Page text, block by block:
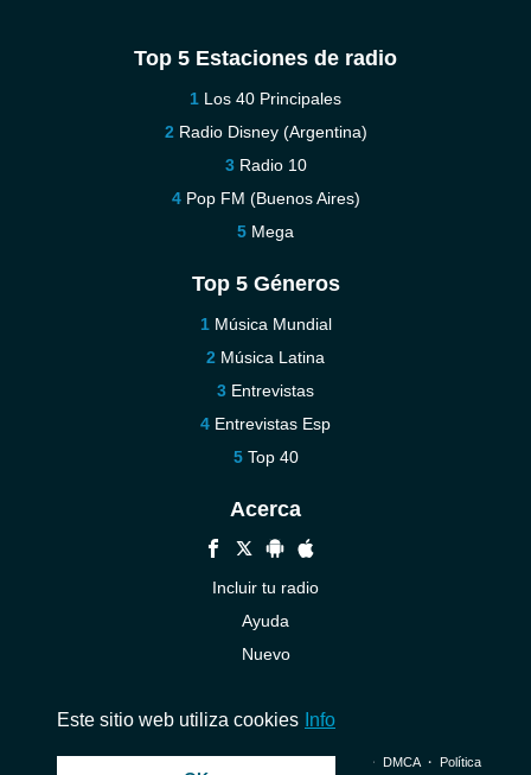
Top 5 Estaciones de radio
Los 40 Principales
Radio Disney (Argentina)
Radio 10
Pop FM (Buenos Aires)
Mega
Top 5 Géneros
Música Mundial
Música Latina
Entrevistas
Entrevistas Esp
Top 40
Acerca
Incluir tu radio
Ayuda
Nuevo
© 2026 InstantAudio. Reservados todos los derechos. ・ DMCA・ Política
Este sitio web utiliza cookies Info